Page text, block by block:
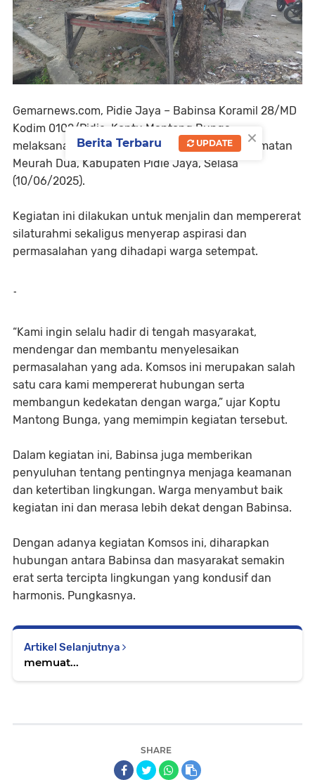
Gemarnews.com, Pidie Jaya – Babinsa Koramil 28/MD
Kodim 0102/Pidie, Koptu Mantong Bunga,
melaksanakan komsos di Desa Blang Cut, Kecamatan
Meurah Dua, Kabupaten Pidie Jaya, Selasa
(10/06/2025).
Kegiatan ini dilakukan untuk menjalin dan mempererat
silaturahmi sekaligus menyerap aspirasi dan
permasalahan yang dihadapi warga setempat.
-
“Kami ingin selalu hadir di tengah masyarakat,
mendengar dan membantu menyelesaikan
permasalahan yang ada. Komsos ini merupakan salah
satu cara kami mempererat hubungan serta
membangun kedekatan dengan warga,” ujar Koptu
Mantong Bunga, yang memimpin kegiatan tersebut.
Dalam kegiatan ini, Babinsa juga memberikan
penyuluhan tentang pentingnya menjaga keamanan
dan ketertiban lingkungan. Warga menyambut baik
kegiatan ini dan merasa lebih dekat dengan Babinsa.
Dengan adanya kegiatan Komsos ini, diharapkan
hubungan antara Babinsa dan masyarakat semakin
erat serta tercipta lingkungan yang kondusif dan
harmonis. Pungkasnya.
Artikel Selanjutnya
memuat...
SHARE
×
Berita Terbaru UPDATE